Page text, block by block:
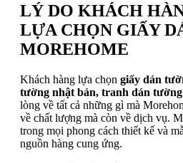
LÝ DO KHÁCH
LỰA CHỌN GIẤY
MOREHOME
Khách hàng lựa chọn giấy dán
tường nhật bản, tranh dán tường
lòng về tất cả những gì mà
về chất lượng mà còn về dịch vụ.
trong mọi phong cách thiết kế và
nguồn hàng cung ứng.